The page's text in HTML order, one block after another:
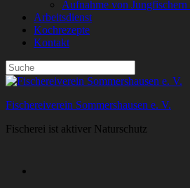
Aufnahme von Jungfischern
Arbeitsdienst
Kochrezepte
Kontakt
Fischereiverein Sommershausen e. V.
Fischerei ist aktiver Naturschutz